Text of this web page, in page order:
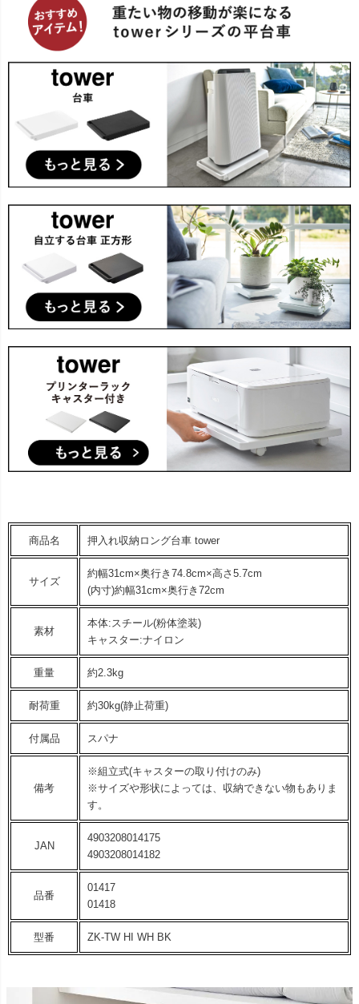
商品名 押入れ収納ロング台車 tower
サイズ
約幅31cm×奥行き74.8cm×高さ5.7cm
(内寸)約幅31cm×奥行き72cm
素材
本体:スチール(粉体塗装)
キャスター:ナイロン
重量 約2.3kg
耐荷重 約30kg(静止荷重)
付属品 スパナ
備考
※組立式(キャスターの取り付けのみ)
※サイズや形状によっては、収納できない物もありま
す。
JAN
4903208014175
4903208014182
品番
01417
01418
型番 ZK-TW HI WH BK